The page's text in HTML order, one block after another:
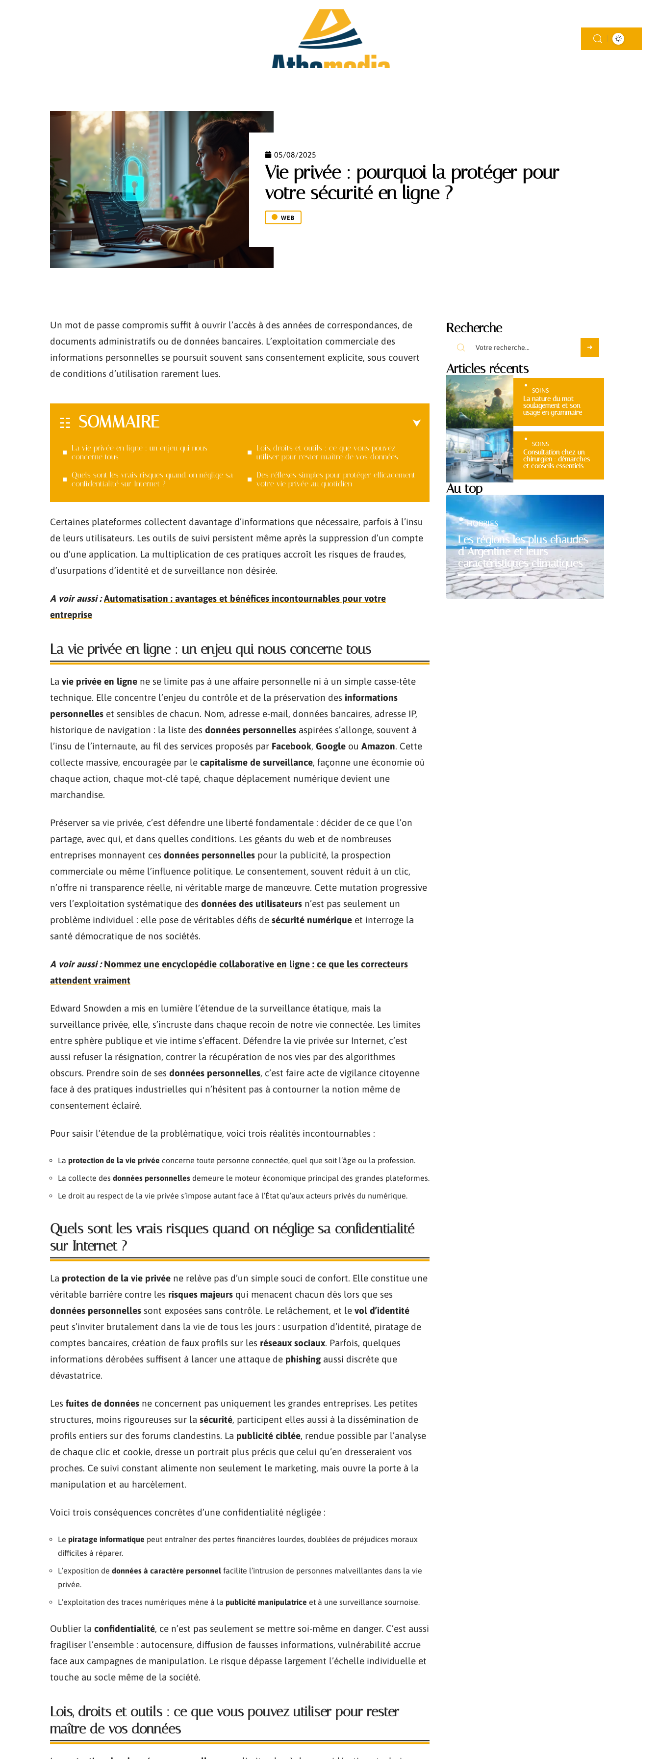
05/08/2025
Vie privée : pourquoi la protéger pour
votre sécurité en ligne ?
WEB
Un mot de passe compromis suffit à ouvrir l’accès à des années de correspondances, de
documents administratifs ou de données bancaires. L’exploitation commerciale des
informations personnelles se poursuit souvent sans consentement explicite, sous couvert
de conditions d’utilisation rarement lues.
SOMMAIRE
La vie privée en ligne : un enjeu qui nous
concerne tous
Quels sont les vrais risques quand on néglige sa
confidentialité sur Internet ?
Lois, droits et outils : ce que vous pouvez
utiliser pour rester maître de vos données
Des réflexes simples pour protéger efficacement
votre vie privée au quotidien
Certaines plateformes collectent davantage d’informations que nécessaire, parfois à l’insu
de leurs utilisateurs. Les outils de suivi persistent même après la suppression d’un compte
ou d’une application. La multiplication de ces pratiques accroît les risques de fraudes,
d’usurpations d’identité et de surveillance non désirée.
A voir aussi : Automatisation : avantages et bénéfices incontournables pour votre
entreprise
La vie privée en ligne : un enjeu qui nous concerne tous
La vie privée en ligne ne se limite pas à une affaire personnelle ni à un simple casse-tête
technique. Elle concentre l’enjeu du contrôle et de la préservation des informations
personnelles et sensibles de chacun. Nom, adresse e-mail, données bancaires, adresse IP,
historique de navigation : la liste des données personnelles aspirées s’allonge, souvent à
l’insu de l’internaute, au fil des services proposés par Facebook, Google ou Amazon. Cette
collecte massive, encouragée par le capitalisme de surveillance, façonne une économie où
chaque action, chaque mot-clé tapé, chaque déplacement numérique devient une
marchandise.
Préserver sa vie privée, c’est défendre une liberté fondamentale : décider de ce que l’on
partage, avec qui, et dans quelles conditions. Les géants du web et de nombreuses
entreprises monnayent ces données personnelles pour la publicité, la prospection
commerciale ou même l’influence politique. Le consentement, souvent réduit à un clic,
n’offre ni transparence réelle, ni véritable marge de manœuvre. Cette mutation progressive
vers l’exploitation systématique des données des utilisateurs n’est pas seulement un
problème individuel : elle pose de véritables défis de sécurité numérique et interroge la
santé démocratique de nos sociétés.
A voir aussi : Nommez une encyclopédie collaborative en ligne : ce que les correcteurs
attendent vraiment
Edward Snowden a mis en lumière l’étendue de la surveillance étatique, mais la
surveillance privée, elle, s’incruste dans chaque recoin de notre vie connectée. Les limites
entre sphère publique et vie intime s’effacent. Défendre la vie privée sur Internet, c’est
aussi refuser la résignation, contrer la récupération de nos vies par des algorithmes
obscurs. Prendre soin de ses données personnelles, c’est faire acte de vigilance citoyenne
face à des pratiques industrielles qui n’hésitent pas à contourner la notion même de
consentement éclairé.
Pour saisir l’étendue de la problématique, voici trois réalités incontournables :
La protection de la vie privée concerne toute personne connectée, quel que soit l’âge ou la profession.
La collecte des données personnelles demeure le moteur économique principal des grandes plateformes.
Le droit au respect de la vie privée s’impose autant face à l’État qu’aux acteurs privés du numérique.
Quels sont les vrais risques quand on néglige sa confidentialité
sur Internet ?
La protection de la vie privée ne relève pas d’un simple souci de confort. Elle constitue une
véritable barrière contre les risques majeurs qui menacent chacun dès lors que ses
données personnelles sont exposées sans contrôle. Le relâchement, et le vol d’identité
peut s’inviter brutalement dans la vie de tous les jours : usurpation d’identité, piratage de
comptes bancaires, création de faux profils sur les réseaux sociaux. Parfois, quelques
informations dérobées suffisent à lancer une attaque de phishingaussi discrète que
dévastatrice.
Les fuites de données ne concernent pas uniquement les grandes entreprises. Les petites
structures, moins rigoureuses sur la sécurité, participent elles aussi à la dissémination de
profils entiers sur des forums clandestins. La publicité ciblée, rendue possible par l’analyse
de chaque clic et cookie, dresse un portrait plus précis que celui qu’en dresseraient vos
proches. Ce suivi constant alimente non seulement le marketing, mais ouvre la porte à la
manipulation et au harcèlement.
Voici trois conséquences concrètes d’une confidentialité négligée :
Le piratage informatique peut entraîner des pertes financières lourdes, doublées de préjudices moraux
difficiles à réparer.
L’exposition de données à caractère personnel facilite l’intrusion de personnes malveillantes dans la vie
privée.
L’exploitation des traces numériques mène à la publicité manipulatrice et à une surveillance sournoise.
Oublier la confidentialité, ce n’est pas seulement se mettre soi-même en danger. C’est aussi
fragiliser l’ensemble : autocensure, diffusion de fausses informations, vulnérabilité accrue
face aux campagnes de manipulation. Le risque dépasse largement l’échelle individuelle et
touche au socle même de la société.
Lois, droits et outils : ce que vous pouvez utiliser pour rester
maître de vos données
Recherche
Articles récents
SOINS
La nature du mot
soulagement et son
usage en grammaire
SOINS
Consultation chez un
chirurgien : démarches
et conseils essentiels
Au top
Les régions les plus chaudes
d’Argentine et leurs
caractéristiques climatiques
HOBBIES